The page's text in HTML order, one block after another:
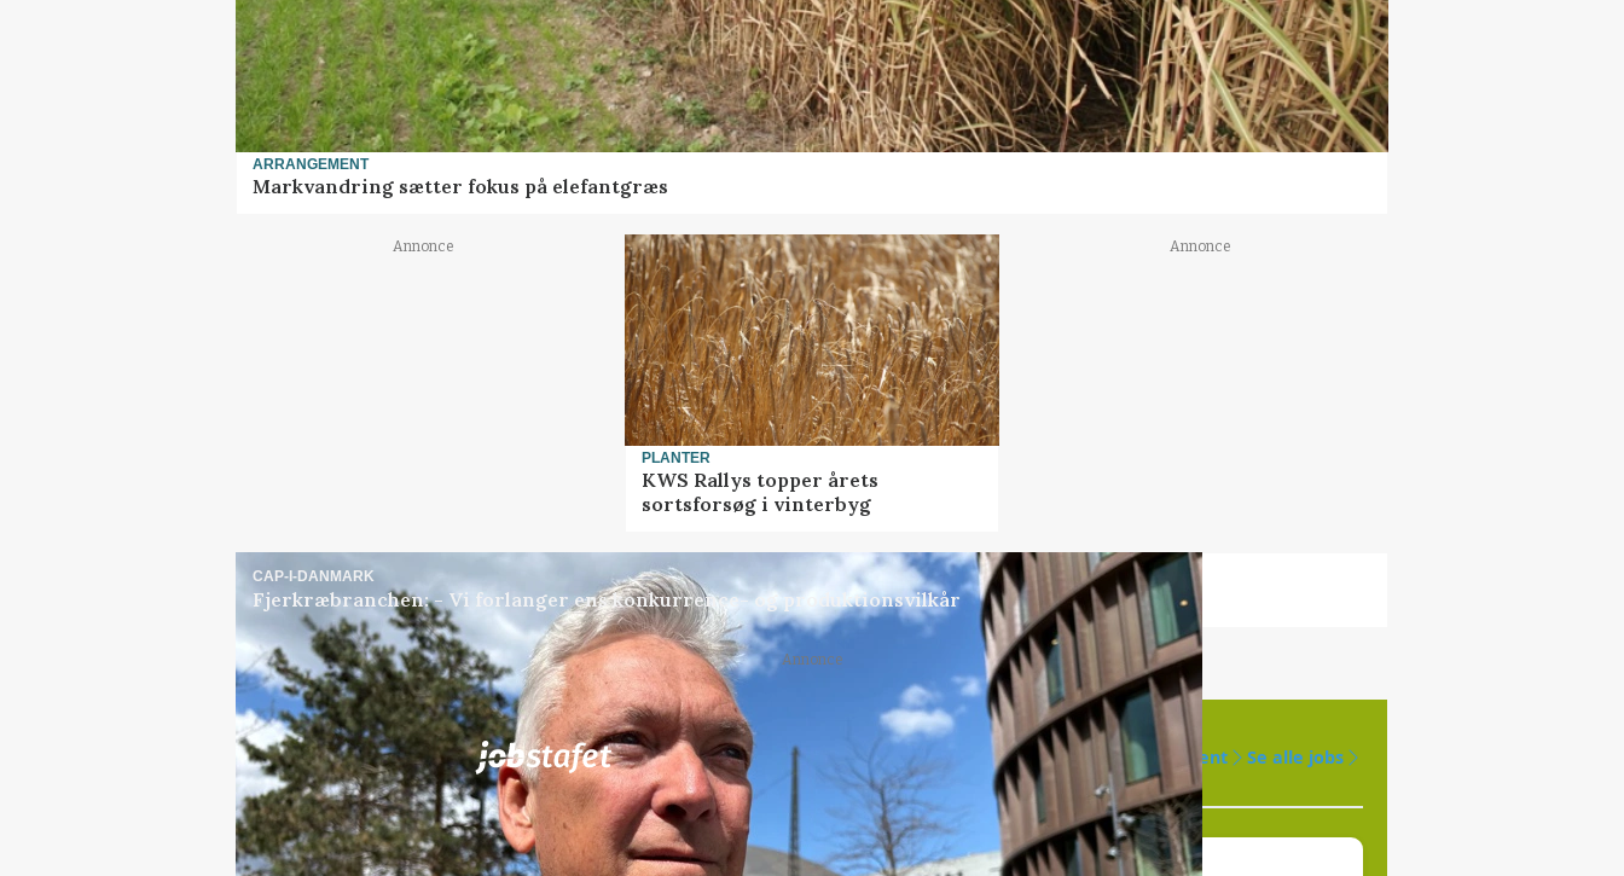
ARRANGEMENT
Markvandring sætter fokus på elefantgræs
Annonce
PLANTER
KWS Rallys topper årets
sortsforsøg i vinterbyg
Annonce
CAP-I-DANMARK
Fjerkræbranchen: - Vi forlanger ens konkurrence- og produktionsvilkår
Annonce
Jobsi samarbejde med 72ledige stillinger Opret agent Se alle jobs
Elevplads tilbydes ved Ringkøbing / Trainee Rørlægger / håndmand søges til